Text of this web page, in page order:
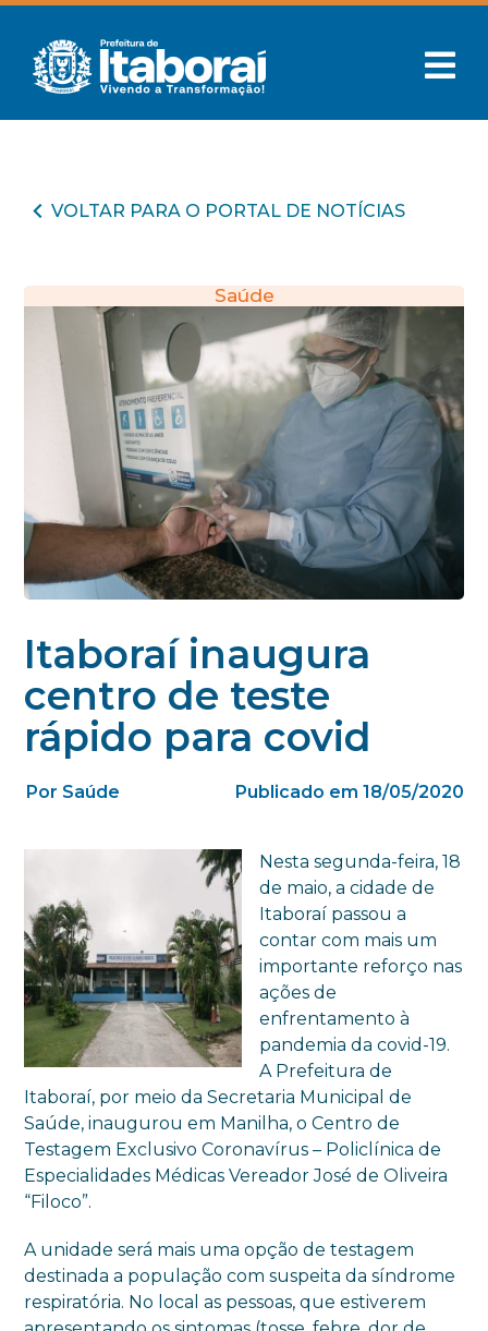
VOLTAR PARA O PORTAL DE NOTÍCIAS
Saúde
Itaboraí inaugura
centro de teste
rápido para covid
Por Saúde Publicado em 18/05/2020
Nesta segunda-feira, 18
de maio, a cidade de
Itaboraí passou a
contar com mais um
importante reforço nas
ações de
enfrentamento à
pandemia da covid-19.
A Prefeitura de
Itaboraí, por meio da Secretaria Municipal de
Saúde, inaugurou em Manilha, o Centro de
Testagem Exclusivo Coronavírus – Policlínica de
Especialidades Médicas Vereador José de Oliveira
“Filoco”.
A unidade será mais uma opção de testagem
destinada a população com suspeita da síndrome
respiratória. No local as pessoas, que estiverem